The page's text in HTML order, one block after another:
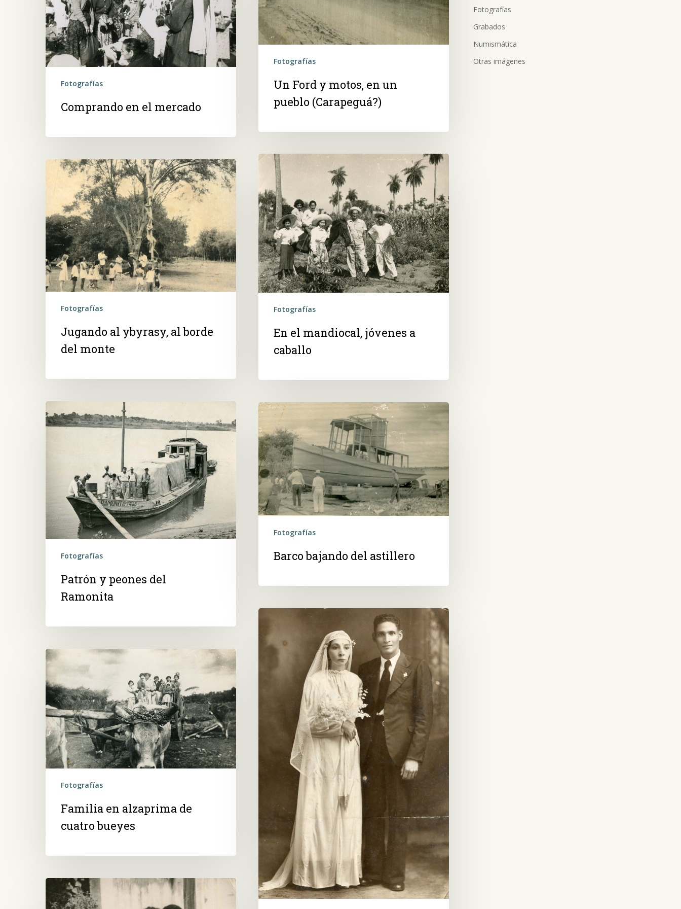
Fotografías
Un Ford y motos, en un
pueblo (Carapeguá?)
Fotografías
Comprando en el mercado
En
mandiocal,
jóvenes
a
caballo
Fotografías
En el mandiocal, jóvenes a
caballo
Jugando
ybyrasy,
borde
del
monte
Fotografías
Jugando al ybyrasy, al borde
del monte
y
Fotografías
Patrón y peones del
Ramonita
Barco
bajando
del
astillero
Fotografías
Barco bajando del astillero
Familia
alzaprima
de
cuatro
bueyes
Fotografías
Familia en alzaprima de
cuatro bueyes
Hombres
en
Fotografías
Grabados
Numismática
Otras imágenes